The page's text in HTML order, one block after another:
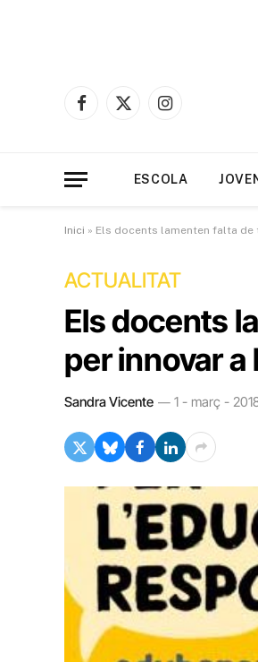
Facebook
X
Instagram
ESCOLA
Inici » Els docents lamenten falta de
ACTUALITAT
Els docents
per innovar a
Sandra Vicente 1 - març -